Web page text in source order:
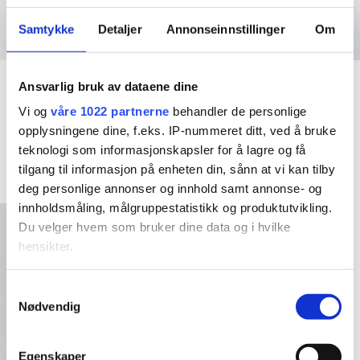
Samtykke Detaljer Annonseinnstillinger Om
Ansvarlig bruk av dataene dine
Vi og våre 1022 partnerne behandler de personlige
opplysningene dine, f.eks. IP-nummeret ditt, ved å bruke
teknologi som informasjonskapsler for å lagre og få
tilgang til informasjon på enheten din, sånn at vi kan tilby
deg personlige annonser og innhold samt annonse- og
innholdsmåling, målgruppestatistikk og produktutvikling.
Du velger hvem som bruker dine data og i hvilke
hensikter.
Innhente informasjon om den geografiske
Nødvendig
Egenskaper
jobb bak et klesplagg
Så da endte det med at jeg
valgte å ta inn klesmerker som jeg selv elsker og har selv
handlet i storbyene. Fredrikstad er jo en liten storby (i følge
vintageinspirert klesbutikk som de andre kule byene har?
Resten er historie og i dag er Emm K. en liten bedrift
med fine vikarer og støttespillere og kanskje de kuleste
kundene?
5 år er gått, spennende å se hva de neste 5
vil by på! Takk til dere alle, love you all
Pink
kr349,00
Kjøp nå!
Purple
kr349,00
Kjøp nå!